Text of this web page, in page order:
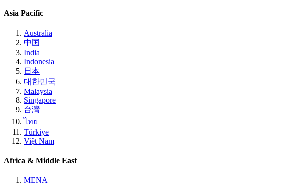
Asia Pacific
Australia
中国
India
Indonesia
日本
대한민국
Malaysia
Singapore
台灣
ไทย
Türkiye
Việt Nam
Africa & Middle East
MENA